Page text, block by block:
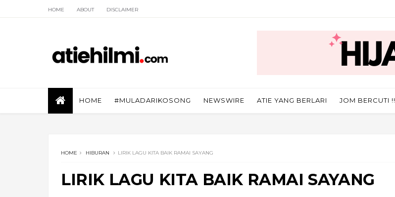
HOME ABOUT DISCLAIMER
HOME #MULADARIKOSONG NEWSWIRE ATIE YANG BERLARI JOM BERCUTI !!
HOME HIBURAN LIRIK LAGU KITA BAIK RAMAI SAYANG
LIRIK LAGU KITA BAIK RAMAI SAYANG